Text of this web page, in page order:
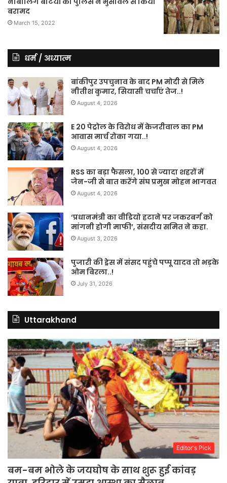
बरामद
March 15, 2022
धर्म / अध्यात्म
बांकीपुर उपचुनाव के बाद PM मोदी से मिले
नीतीश कुमार, सियासी चर्चाएं तेज..!
August 4, 2026
E 20 पेट्रोल के विरोध में केजरीवाल का PM
आवास मार्च रोका गया..!
August 4, 2026
RSS का बड़ा फैसला, 100 से ज्यादा शहरों में
जेन-जी से बात करेंगे संघ प्रमुख मोहन भागवत
August 4, 2026
‘प्रधानमंत्री का वीडियो हटाने पर जकरबर्ग को
मांगनी होगी माफी’, संसदीय समित ने कहा.
August 3, 2026
पुजारी की ड्रेस में संसद पहुंचे पप्पू यादव तो भड़के
ओम बिरला..!
July 31, 2026
Uttarakhand
Editor's Pick
बम-बम भोले के जयघोष के साथ शुरू हुई कांवड़